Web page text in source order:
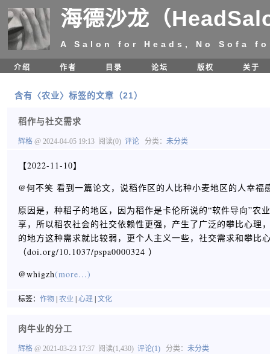
海德沙龙（
A Salon for Heads, No Sofa
介绍 作者 目录 论坛 版权 关于
含有〈农业〉标签的文章（21）
稻作与社交需求
辉格 @ 2024-04-05 19:13 阅读(0) 评论 分类： 未分类
【2022-11-10】
@何不笑 看到一篇论文，说稻作区的人比种小麦地区的人幸
原因是，种稻子的地区，因为稻作是卡伦所说的“软件导向”农
享，所以稻农社会的社交依赖性更强，产生了广泛的攀比心理
的地方这种需求就比较弱，更个人主义一些，社交需求和攀比
（doi.org/10.1037/pspa0000324 ）
@whigzh(more...)
标签： 作物 农业 心理 文化
肉牛业的分工
辉格 @ 2021-03-23 17:37 阅读(1,430) 评论(1) 分类： 未分类